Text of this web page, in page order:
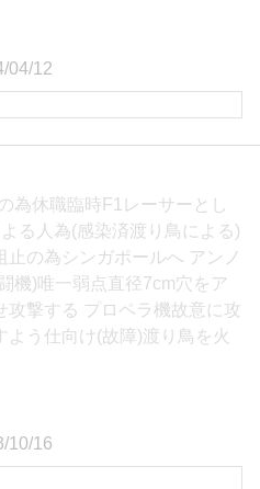
04/12
為休職臨時F1レーサーとし
る人為(感染済渡り鳥による)
止の為シンガポールへ アンノ
機)唯一弱点直径7cm穴をア
攻撃する プロペラ機故意に攻
よう仕向け(故障)渡り鳥を火
10/16